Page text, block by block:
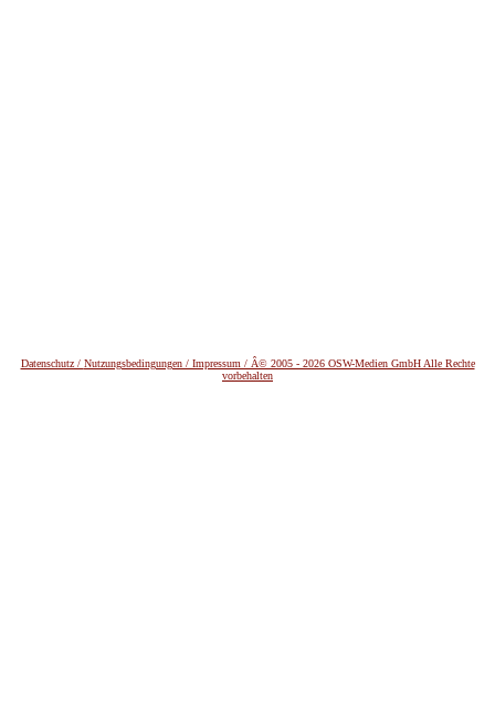
Datenschutz / Nutzungsbedingungen / Impressum / Â© 2005 - 2026 OSW-Medien GmbH Alle Rechte
vorbehalten